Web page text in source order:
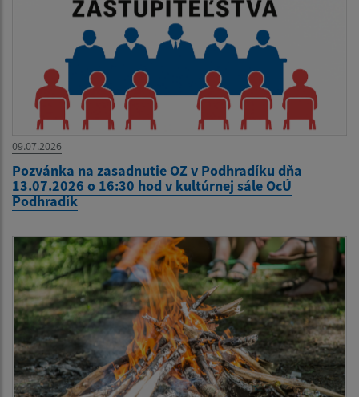
09.07.2026
Pozvánka na zasadnutie OZ v Podhradíku dňa
13.07.2026 o 16:30 hod v kultúrnej sále OcÚ
Podhradík